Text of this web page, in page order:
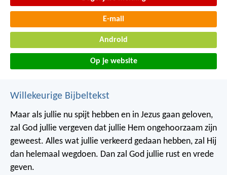
E-mail
Android
Op je website
Willekeurige Bijbeltekst
Maar als jullie nu spijt hebben en in Jezus gaan geloven,
zal God jullie vergeven dat jullie Hem ongehoorzaam zijn
geweest. Alles wat jullie verkeerd gedaan hebben, zal Hij
dan helemaal wegdoen. Dan zal God jullie rust en vrede
geven.